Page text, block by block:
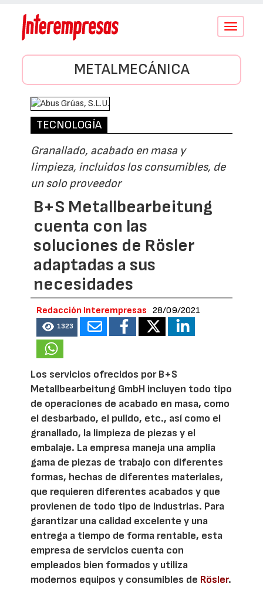
Conmutar
METALMECÁNICA
TECNOLOGÍA
Granallado, acabado en masa y
limpieza, incluidos los consumibles, de
un solo proveedor
B+S Metallbearbeitung
cuenta con las
soluciones de Rösler
adaptadas a sus
necesidades
Redacción Interempresas 28/09/2021
1323
Los servicios ofrecidos por B+S
Metallbearbeitung GmbH incluyen todo tipo
de operaciones de acabado en masa, como
el desbarbado, el pulido, etc., así como el
granallado, la limpieza de piezas y el
embalaje. La empresa maneja una amplia
gama de piezas de trabajo con diferentes
formas, hechas de diferentes materiales,
que requieren diferentes acabados y que
provienen de todo tipo de industrias. Para
garantizar una calidad excelente y una
entrega a tiempo de forma rentable, esta
empresa de servicios cuenta con
empleados bien formados y utiliza
modernos equipos y consumibles de Rösler.